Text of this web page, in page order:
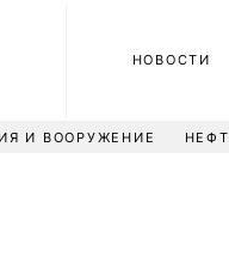
НОВОСТИ
И ВООРУЖЕНИЕ